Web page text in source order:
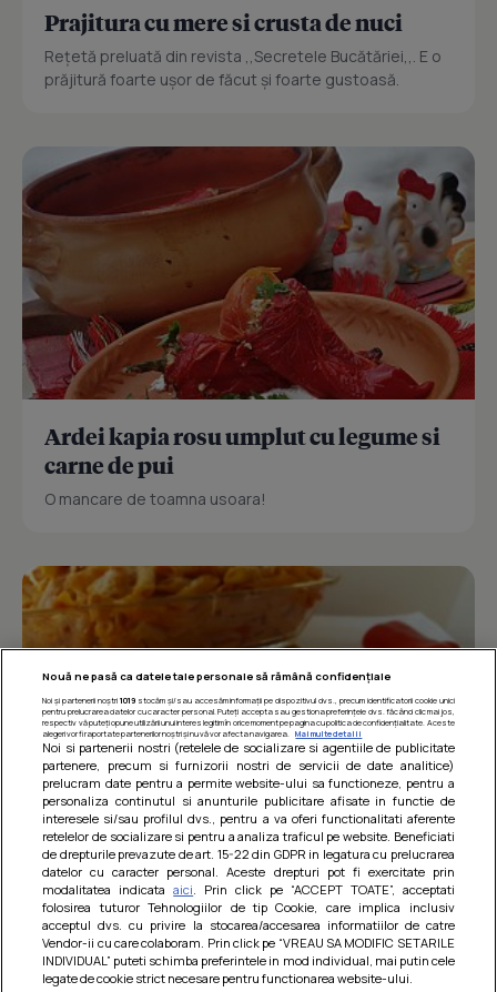
Prajitura cu mere si crusta de nuci
Reţetă preluată din revista ,,Secretele Bucătăriei,,. E o
prăjitură foarte uşor de făcut şi foarte gustoasă.
Ardei kapia rosu umplut cu legume si
carne de pui
O mancare de toamna usoara!
Paste integrale cu carne de pui in sos
de rosii
O mancare usoara, satioasa si gustoasa! Retete
dietetice
Nouă ne pasă ca datele tale personale să rămână confidențiale
Noi și partenerii noștri 1019stocăm și/sau accesăm informații pe dispozitivul dvs., precum identificatorii cookie unici
pentru prelucrarea datelor cu caracter personal. Puteți accepta sau gestiona preferințele dvs. făcând clic mai jos,
respectiv vă puteți opune utilizării unui interes legitim în orice moment pe pagina cu politica de confidențialitate. Aceste
alegeri vor fi raportate partenerilor noștri și nu vă vor afecta navigarea.
Mai multe detalii
Noi si partenerii nostri (retelele de socializare si agentiile de publicitate
partenere, precum si furnizorii nostri de servicii de date analitice)
prelucram date pentru a permite website-ului sa functioneze, pentru a
personaliza continutul si anunturile publicitare afisate in functie de
interesele si/sau profilul dvs., pentru a va oferi functionalitati aferente
retelelor de socializare si pentru a analiza traficul pe website. Beneficiati
de drepturile prevazute de art. 15-22 din GDPR in legatura cu prelucrarea
datelor cu caracter personal. Aceste drepturi pot fi exercitate prin
modalitatea indicataaici . Prin click pe “ACCEPT TOATE”, acceptati
folosirea tuturor Tehnologiilor de tip Cookie, care implica inclusiv
acceptul dvs. cu privire la stocarea/accesarea informatiilor de catre
Vendor-ii cu care colaboram. Prin click pe “VREAU SA MODIFIC SETARILE
INDIVIDUAL” puteti schimba preferintele in mod individual, mai putin cele
legate de cookie strict necesare pentru functionarea website-ului.